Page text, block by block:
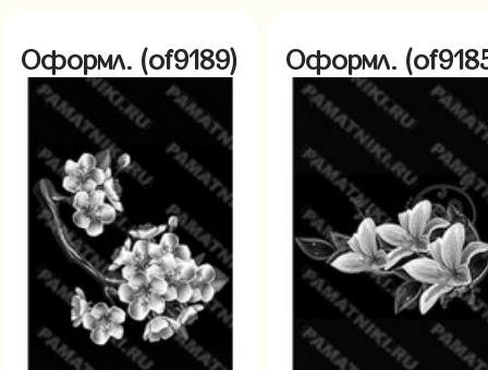
Оформл. (of9189) Оформл.